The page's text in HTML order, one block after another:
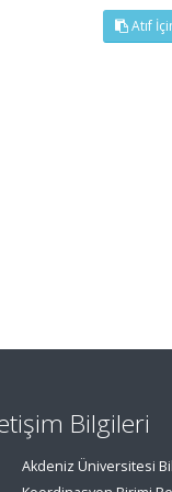
Atıf
Bilgileri
Akdeniz Üniversitesi